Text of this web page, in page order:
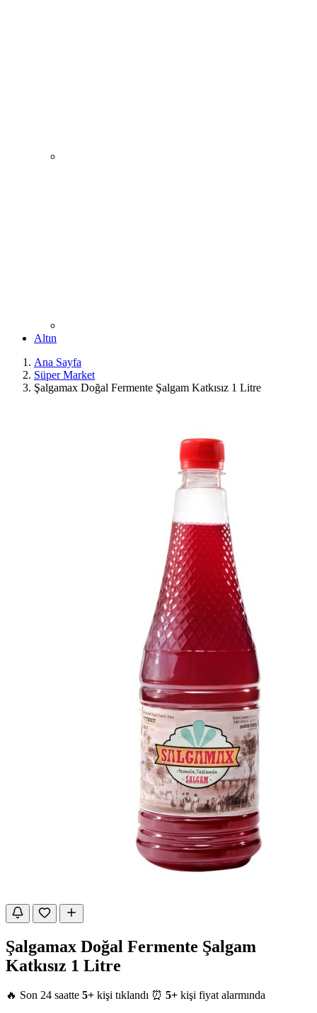
Altın
Ana Sayfa
Süper Market
Şalgamax Doğal Fermente Şalgam Katkısız 1 Litre
Şalgamax Doğal Fermente Şalgam
Katkısız 1 Litre
🔥 Son 24 saatte 5+ kişi tıklandı ⏰ 5+ kişi fiyat alarmında